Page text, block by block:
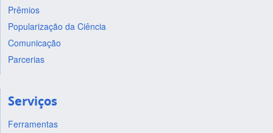
Prêmios
Popularização da Ciência
Comunicação
Parcerias
Serviços
Ferramentas